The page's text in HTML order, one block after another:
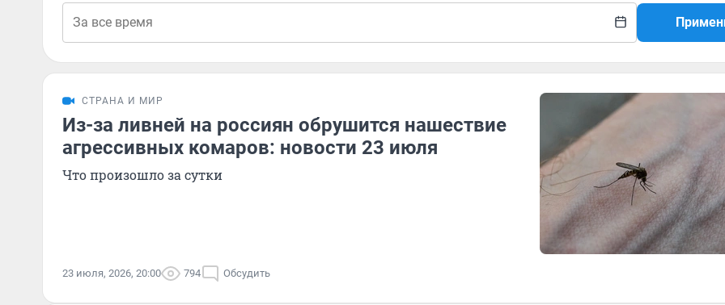
СТРАНА И МИР
Из-за ливней на россиян обрушится нашествие
агрессивных комаров: новости 23 июля
Что произошло за сутки
23 июля, 2026, 20:00 794 Обсудить